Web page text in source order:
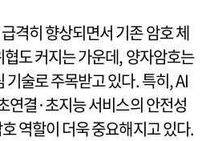
격히 향상되면서 기존 암호 체
도 커지는 가운데, 양자암호는
기술로 주목받고 있다. 특히, AI
연결·초지능 서비스의 안전성
역할이 더욱 중요해지고 있다.